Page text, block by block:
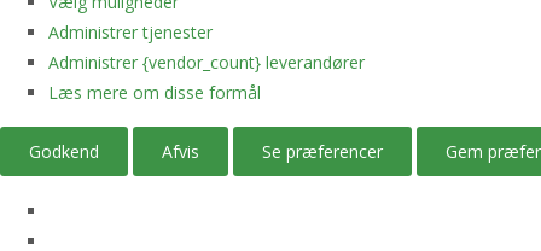
Administrer tjenester
Administrer {vendor_count} leverandører
Læs mere om disse formål
Godkend Afvis Se præferencer Gem